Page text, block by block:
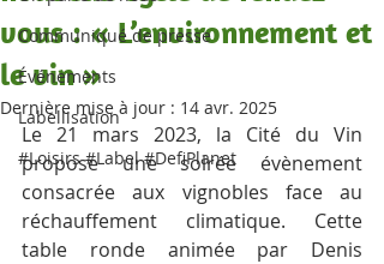
Communiqué de presse
Événements
Labellisation
#Loisirs #Label #DefiPlanet
vous : « L’environnement et
le vin »
Dernière mise à jour : 14 avr. 2025
Le 21 mars 2023, la Cité du Vin
propose une soirée évènement
consacrée aux vignobles face au
réchauffement climatique. Cette
table ronde animée par Denis